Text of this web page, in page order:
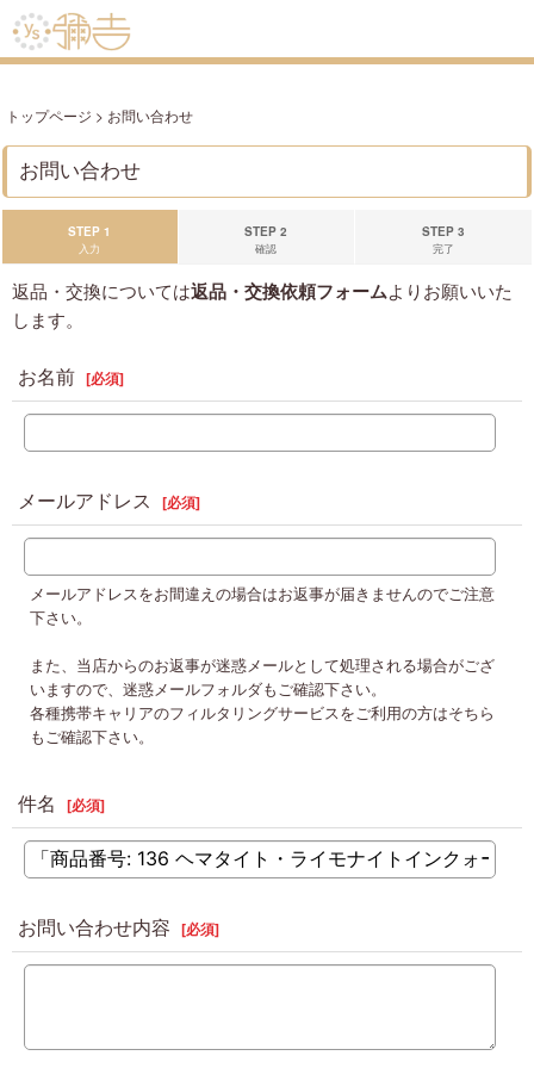
トップページ > お問い合わせ
お問い合わせ
STEP 1
入力
STEP 2
確認
STEP 3
完了
返品・交換については返品・交換依頼フォームよりお願いいた
します。
お名前 [必須]
メールアドレス [必須]
メールアドレスをお間違えの場合はお返事が届きませんのでご注意
下さい。
また、当店からのお返事が迷惑メールとして処理される場合がござ
いますので、迷惑メールフォルダもご確認下さい。
各種携帯キャリアのフィルタリングサービスをご利用の方はそちら
もご確認下さい。
件名 [必須]
お問い合わせ内容 [必須]